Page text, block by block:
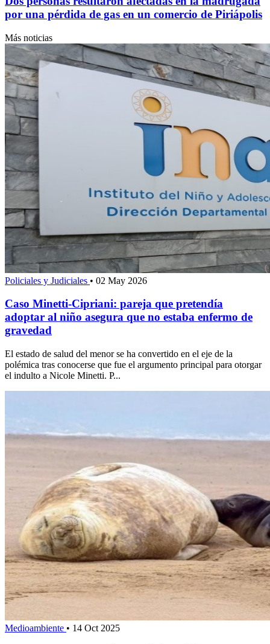
por una pérdida de gas en un comercio de Piriápolis
Más noticias
Policiales y Judiciales • 02 May 2026
Caso Minetti-Cipriani: pareja que pretendía
adoptar al niño asegura que no estaba enfermo de
gravedad
El estado de salud del menor se ha convertido en el eje de la
polémica tras conocerse que fue el argumento principal para otorgar
el indulto a Nicole Minetti. P...
Medioambiente • 14 Oct 2025